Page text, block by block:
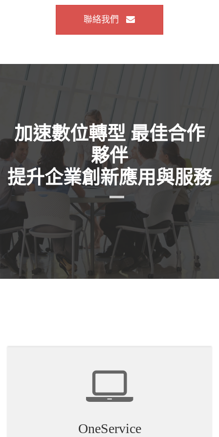
聯絡我們
加速數位轉型 最佳合作
夥伴
提升企業創新應用與服務
OneService